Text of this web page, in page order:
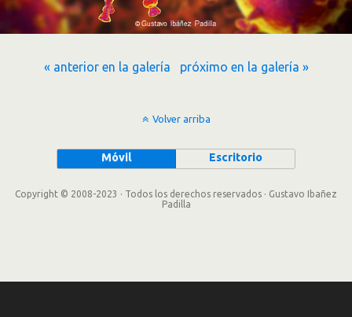
« anterior en la galería próximo en la galería »
Volver arriba
Móvil Escritorio
Copyright © 2008-2023 · Todos los derechos reservados · Gustavo Ibañez
Padilla